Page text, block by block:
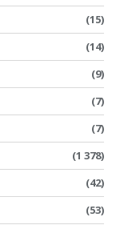
(15)
(14)
(9)
(7)
(7)
(1 378)
(42)
(53)